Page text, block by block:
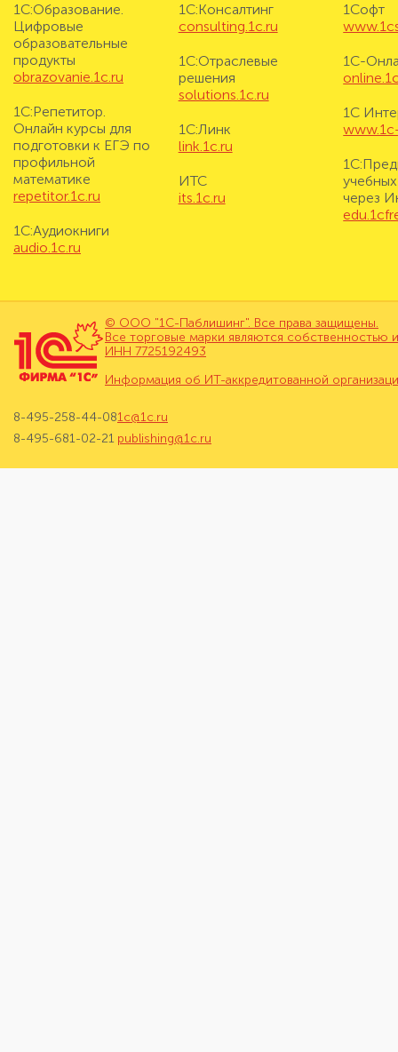
1С:Образование.
Цифровые
образовательные
продукты
obrazovanie.1c.ru
1С:Репетитор.
Онлайн курсы для
подготовки к ЕГЭ по
профильной
математике
repetitor.1c.ru
1С:Аудиокниги
audio.1c.ru
1С:Консалтинг
consulting.1c.ru
1С:Отраслевые
решения
solutions.1c.ru
1С:Линк
link.1c.ru
ИТС
its.1c.ru
1Софт
1С-
1С
через
© ООО "1С-Паблишинг". Все права защищены.
Все торговые марки являются собственностью
ИНН 7725192493
Информация об ИТ-аккредитованной
8-495-258-44-08
8-495-681-02-21
1c@1c.ru
publishing@1c.ru